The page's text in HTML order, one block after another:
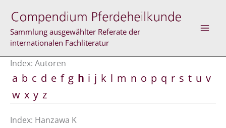
Inhalt
springen
Sammlung ausgewählter Referate der
internationalen Fachliteratur
Index: Autoren
a b c d e f g h i j k l m n o p q r s t u v
w x y z
Index: Hanzawa K